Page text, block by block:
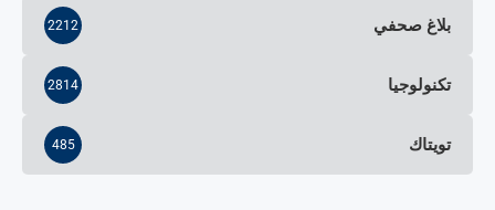
بلاغ صحفي 2212
تكنولوجيا 2814
تويتاك 485